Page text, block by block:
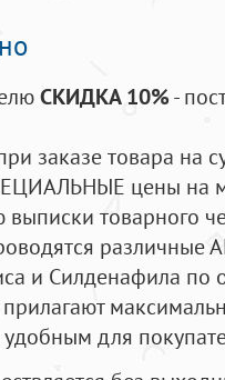
СКИДКА 10%-
заказе товара на
цены на
товарного
и Силденафила по
для